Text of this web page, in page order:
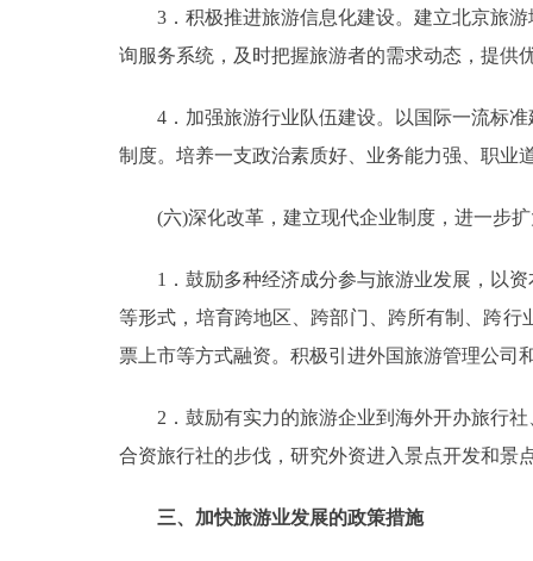
3．积极推进旅游信息化建设。建立北京旅游
询服务系统，及时把握旅游者的需求动态，提供
4．加强旅游行业队伍建设。以国际一流标准
制度。培养一支政治素质好、业务能力强、职业
(六)深化改革，建立现代企业制度，进一步扩
1．鼓励多种经济成分参与旅游业发展，以资
等形式，培育跨地区、跨部门、跨所有制、跨
票上市等方式融资。积极引进外国旅游管理公司
2．鼓励有实力的旅游企业到海外开办旅行社
合资旅行社的步伐，研究外资进入景点开发和景
三、加快旅游业发展的政策措施